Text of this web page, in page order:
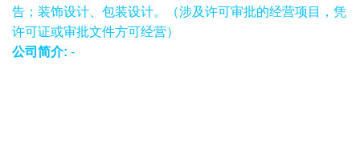
告；装饰设计、包装设计。（涉及许可审批的经营项目，凭
许可证或审批文件方可经营）
公司简介: -